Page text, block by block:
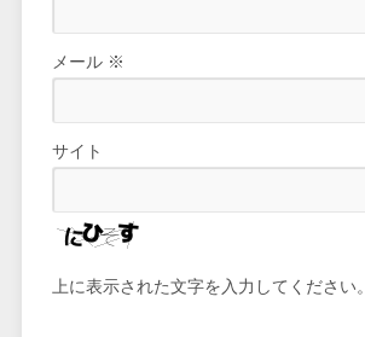
メール ※
サイト
上に表示された文字を入力してください。